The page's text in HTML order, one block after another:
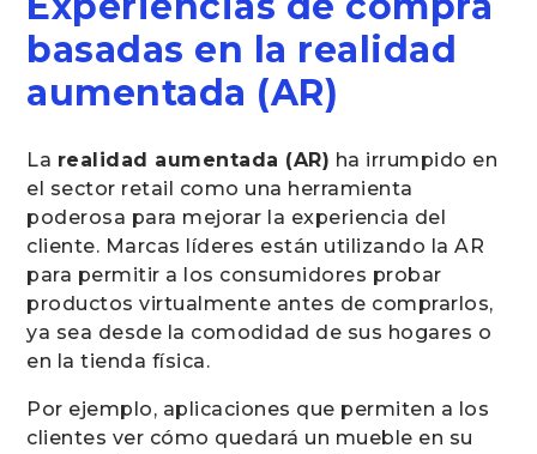
basadas en la realidad
aumentada (AR)
La realidad aumentada (AR) ha irrumpido en
el sector retail como una herramienta
poderosa para mejorar la experiencia del
cliente. Marcas líderes están utilizando la AR
para permitir a los consumidores probar
productos virtualmente antes de comprarlos,
ya sea desde la comodidad de sus hogares o
en la tienda física.
Por ejemplo, aplicaciones que permiten a los
clientes ver cómo quedará un mueble en su